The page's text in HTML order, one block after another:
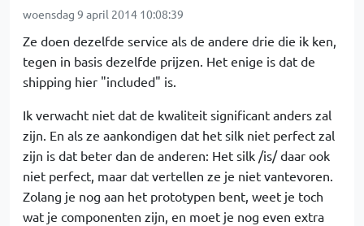
woensdag 9 april 2014 10:08:39
Ze doen dezelfde service als de andere drie die ik ken,
tegen in basis dezelfde prijzen. Het enige is dat de
shipping hier "included" is.
Ik verwacht niet dat de kwaliteit significant anders zal
zijn. En als ze aankondigen dat het silk niet perfect zal
zijn is dat beter dan de anderen: Het silk /is/ daar ook
niet perfect, maar dat vertellen ze je niet vantevoren.
Zolang je nog aan het prototypen bent, weet je toch
wat je componenten zijn, en moet je nog even extra